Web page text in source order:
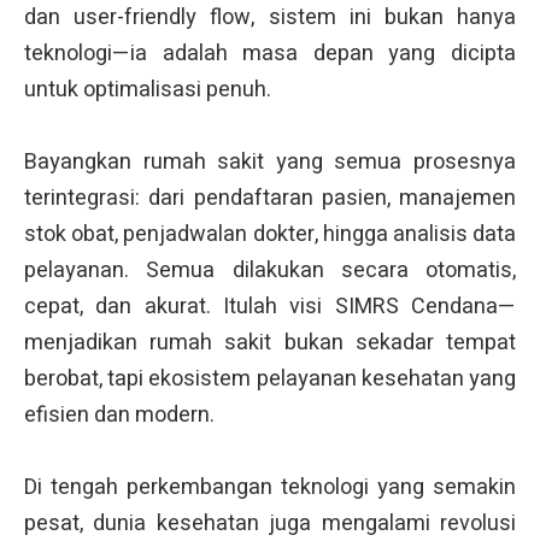
dan user-friendly flow, sistem ini bukan hanya
teknologi—ia adalah masa depan yang dicipta
untuk optimalisasi penuh.
Bayangkan rumah sakit yang semua prosesnya
terintegrasi: dari pendaftaran pasien, manajemen
stok obat, penjadwalan dokter, hingga analisis data
pelayanan. Semua dilakukan secara otomatis,
cepat, dan akurat. Itulah visi SIMRS Cendana—
menjadikan rumah sakit bukan sekadar tempat
berobat, tapi ekosistem pelayanan kesehatan yang
efisien dan modern.
Di tengah perkembangan teknologi yang semakin
pesat, dunia kesehatan juga mengalami revolusi